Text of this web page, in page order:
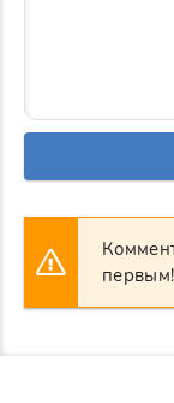
первым!